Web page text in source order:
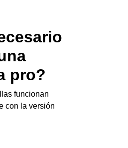
pro?
funcionan
con la versión